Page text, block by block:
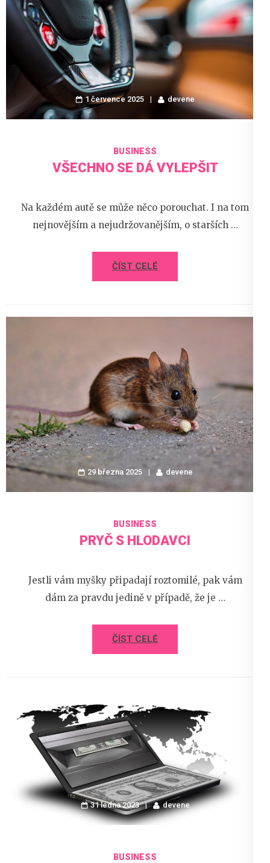
1 července 2025 devene
BUSINESS
VŠECHNO SE DÁ VYLEPŠIT
Na každém autě se může něco porouchat. I na tom
nejnovějším a nejudržovanějším, o starších …
ČÍST CELÉ
29 března 2025 devene
BUSINESS
PRYČ S HLODAVCI
Jestli vám myšky připadají roztomilé, pak vám
dám za pravdu jedině v případě, že je …
ČÍST CELÉ
31 ledna 2023 devene
BUSINESS